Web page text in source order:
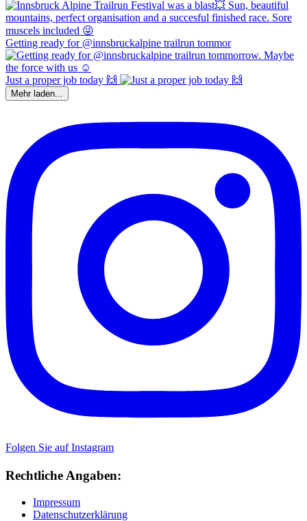
Getting ready for @innsbruckalpine trailrun tommor
Just a proper job today 🙌
Mehr laden...
Folgen Sie auf Instagram
Rechtliche Angaben:
Impressum
Datenschutzerklärung